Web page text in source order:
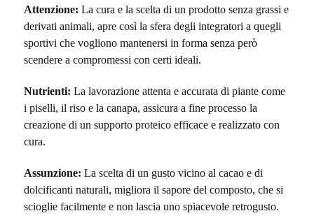
Attenzione: La cura e la scelta di un prodotto senza grassi e
derivati animali, apre così la sfera degli integratori a quegli
sportivi che vogliono mantenersi in forma senza però
scendere a compromessi con certi ideali.
Nutrienti: La lavorazione attenta e accurata di piante come
i piselli, il riso e la canapa, assicura a fine processo la
creazione di un supporto proteico efficace e realizzato con
cura.
Assunzione: La scelta di un gusto vicino al cacao e di
dolcificanti naturali, migliora il sapore del composto, che si
scioglie facilmente e non lascia uno spiacevole retrogusto.